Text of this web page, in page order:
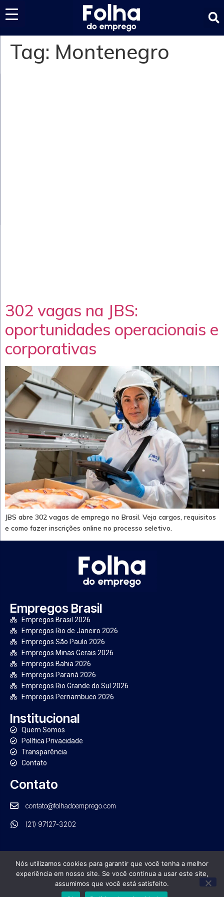
Tag: Montenegro
302 vagas na JBS:
oportunidades operacionais e
corporativas
JBS abre 302 vagas de emprego no Brasil. Veja cargos, requisitos
e como fazer inscrições online no processo seletivo.
Empregos Brasil
Empregos Brasil 2026
Empregos Rio de Janeiro 2026
Empregos São Paulo 2026
Empregos Minas Gerais 2026
Empregos Bahia 2026
Empregos Paraná 2026
Empregos Rio Grande do Sul 2026
Empregos Pernambuco 2026
Institucional
Quem Somos
Política Privacidade
Transparência
Contato
Contato
contato@folhadoemprego.com
(21) 97127-3202
PORTAL FOLHA DO EMPREGO. TODOS OS DIREITOS RESERVADOS
GRUPO NRB DE COMUNICAÇÃO | CNPJ: 21.554.570/0001-01
Nós utilizamos cookies para garantir que você tenha a melhor
experiência em nosso site. Se você continua a usar este site,
assumimos que você está satisfeito.